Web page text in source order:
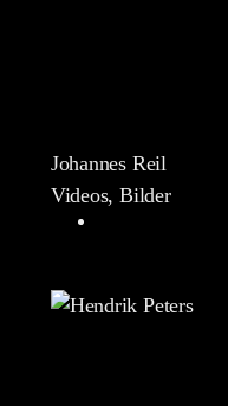
Johannes Reil
Videos, Bilder